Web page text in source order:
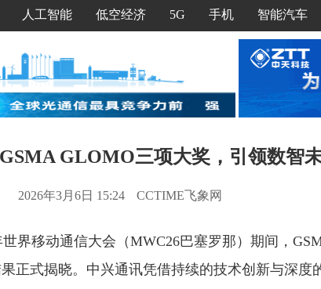
人工智能 低空经济 5G 手机 智能汽车
GLOMO三项大奖，引领数智
2026年3月6日 15:24 CCTIME飞象网
界移动通信大会（MWC26巴塞罗那）期间，
正式揭晓。中兴通讯凭借持续的技术创新与深度